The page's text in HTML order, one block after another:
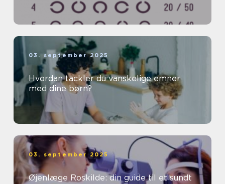
03. september 2025
Hvordan tackler du vanskelige emner
med dine børn?
03. september 2025
Øjenlæge Roskilde: din guide til et sundt